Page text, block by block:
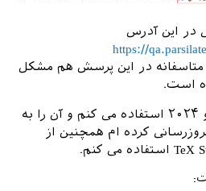
در این آدرس
https://
متاسفانه در این پرسش هم مشکل
است.
بنده از تک لایو ۲۰۲۴ استفاده می کنم و آن را به
کرده ام همچنین از